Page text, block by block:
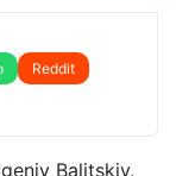
Reddit
Balitskiy,